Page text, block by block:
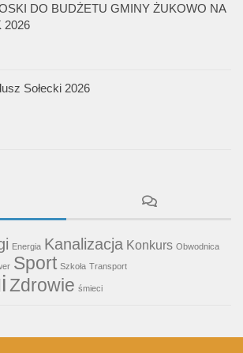
DO BUDŻETU GMINY ŻUKOWO NA
2026
Sołecki 2026
Energia Kanalizacja Konkurs Obwodnica
Sport Szkoła Transport
Zdrowie śmieci